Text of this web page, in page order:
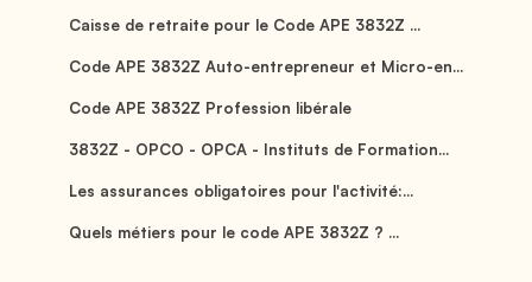
Caisse de retraite pour le Code APE 3832Z ...
Code APE 3832Z Auto-entrepreneur et Micro-en...
Code APE 3832Z Profession libérale
3832Z - OPCO - OPCA - Instituts de Formation...
Les assurances obligatoires pour l'activité:...
Quels métiers pour le code APE 3832Z ? ...